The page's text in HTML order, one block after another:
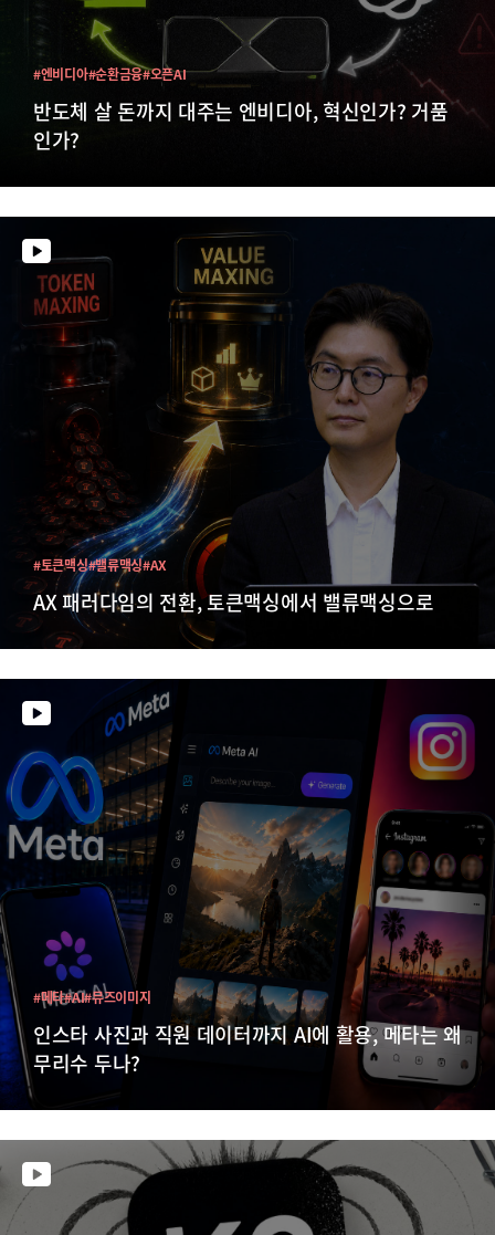
반도체 살 돈까지 대주는 엔비디아, 혁신인가? 거품
인가?
#엔비디아#순환금융#오픈AI
AX 패러다임의 전환, 토큰맥싱에서 밸류맥싱으로
#토큰맥싱#밸류맥싱#AX
인스타 사진과 직원 데이터까지 AI에 활용, 메타는 왜
무리수 두나?
#메타#AI#뮤즈이미지